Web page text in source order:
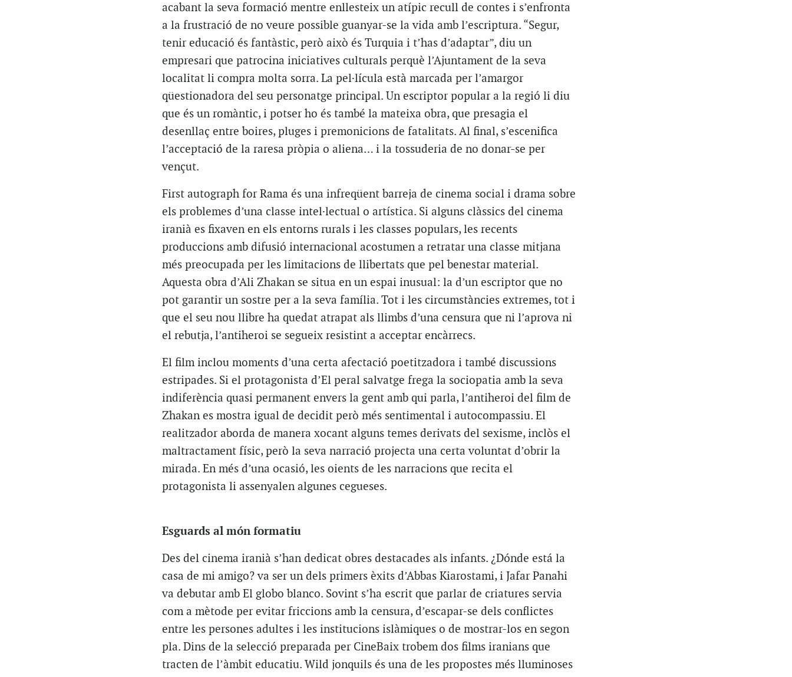
acabant la seva formació mentre enllesteix un atípic recull de contes i s’enfronta
a la frustració de no veure possible guanyar-se la vida amb l’escriptura. “Segur,
tenir educació és fantàstic, però això és Turquia i t’has d’adaptar”, diu un
empresari que patrocina iniciatives culturals perquè l’Ajuntament de la seva
localitat li compra molta sorra. La pel·lícula està marcada per l’amargor
qüestionadora del seu personatge principal. Un escriptor popular a la regió li diu
que és un romàntic, i potser ho és també la mateixa obra, que presagia el
desenllaç entre boires, pluges i premonicions de fatalitats. Al final, s’escenifica
l’acceptació de la raresa pròpia o aliena… i la tossuderia de no donar-se per
vençut.
First autograph for Rama és una infreqüent barreja de cinema social i drama sobre
els problemes d’una classe intel·lectual o artística. Si alguns clàssics del cinema
iranià es fixaven en els entorns rurals i les classes populars, les recents
produccions amb difusió internacional acostumen a retratar una classe mitjana
més preocupada per les limitacions de llibertats que pel benestar material.
Aquesta obra d’Ali Zhakan se situa en un espai inusual: la d’un escriptor que no
pot garantir un sostre per a la seva família. Tot i les circumstàncies extremes, tot i
que el seu nou llibre ha quedat atrapat als llimbs d’una censura que ni l’aprova ni
el rebutja, l’antiheroi se segueix resistint a acceptar encàrrecs.
El film inclou moments d’una certa afectació poetitzadora i també discussions
estripades. Si el protagonista d’El peral salvatge frega la sociopatia amb la seva
indiferència quasi permanent envers la gent amb qui parla, l’antiheroi del film de
Zhakan es mostra igual de decidit però més sentimental i autocompassiu. El
realitzador aborda de manera xocant alguns temes derivats del sexisme, inclòs el
maltractament físic, però la seva narració projecta una certa voluntat d’obrir la
mirada. En més d’una ocasió, les oients de les narracions que recita el
protagonista li assenyalen algunes cegueses.
Esguards al món formatiu
Des del cinema iranià s’han dedicat obres destacades als infants. ¿Dónde está la
casa de mi amigo?va ser un dels primers èxits d’Abbas Kiarostami, i Jafar Panahi
va debutar amb El globo blanco. Sovint s’ha escrit que parlar de criatures servia
com a mètode per evitar friccions amb la censura, d’escapar-se dels conflictes
entre les persones adultes i les institucions islàmiques o de mostrar-los en segon
pla. Dins de la selecció preparada per CineBaix trobem dos films iranians que
tracten de l’àmbit educatiu. Wild jonquilsés una de les propostes més lluminoses